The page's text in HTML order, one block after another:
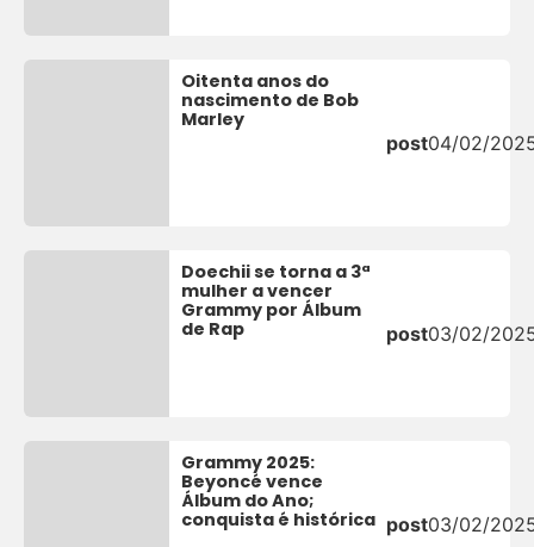
Oitenta anos do
nascimento de Bob
Marley
post04/02/
Doechii se torna a 3ª
mulher a vencer
Grammy por Álbum
de Rap
post03/02/
Grammy 2025:
Beyoncé vence
Álbum do Ano;
conquista é histórica post03/02/